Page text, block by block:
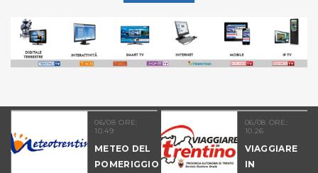
06/08 ORE:
10.49
METEO DEL
POMERIGGIO
06/08 ORE:
10.26
VIAGGIARE
IN